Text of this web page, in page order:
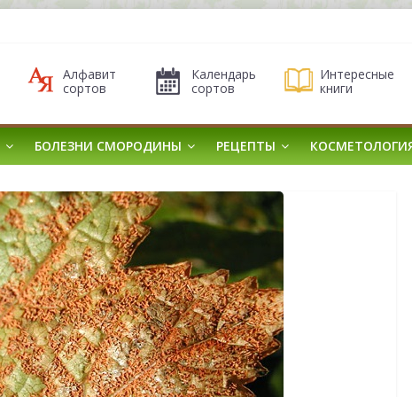
Алфавит
сортов
Календарь
сортов
Интересные
книги
БОЛЕЗНИ СМОРОДИНЫ РЕЦЕПТЫ